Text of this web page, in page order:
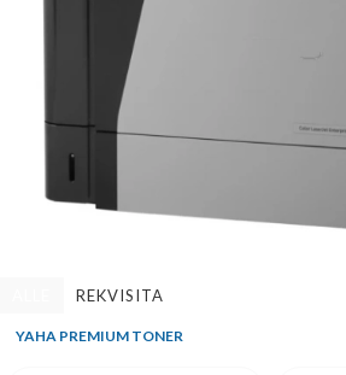
REKVISITA
YAHA PREMIUM TONER